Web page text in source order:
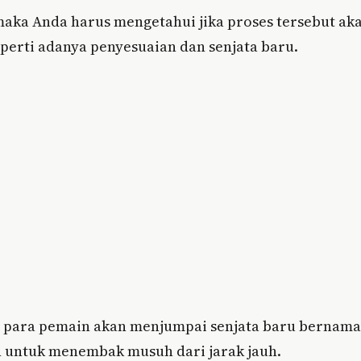
Anda harus mengetahui jika proses tersebut
adanya penyesuaian dan senjata baru.
pemain akan menjumpai senjata baru bernama
menembak musuh dari jarak jauh.